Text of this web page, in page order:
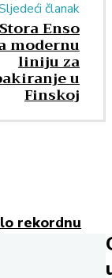
članak
Stora Enso
modernu
liniju za
u
Finskoj
rekordnu